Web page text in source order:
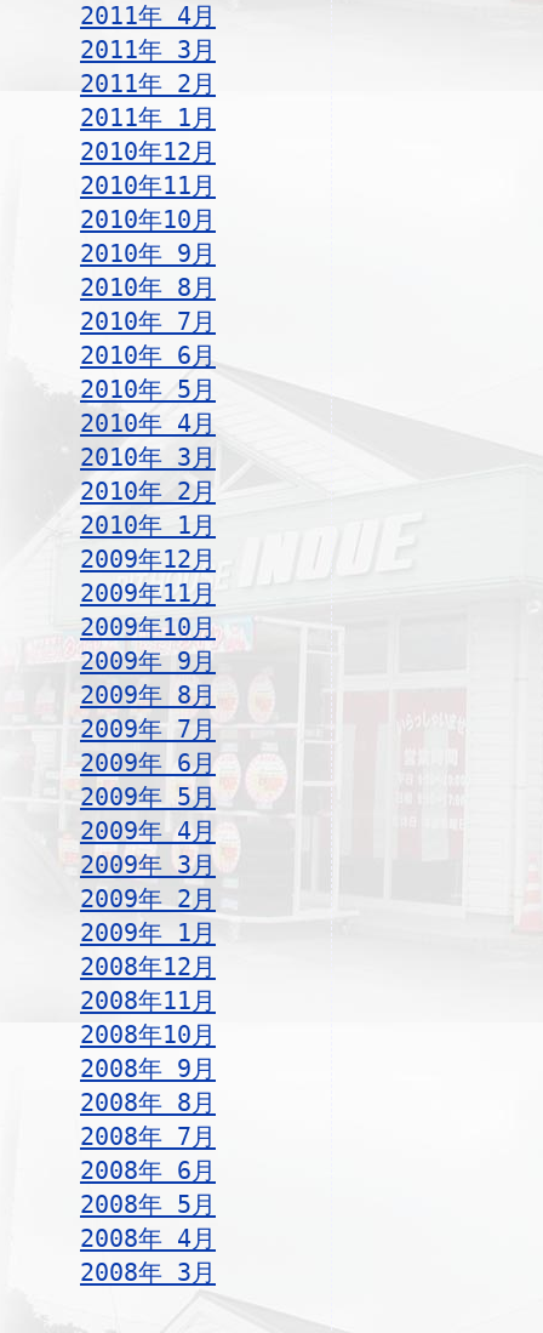
2011年 4月
2011年 3月
2011年 2月
2011年 1月
2010年12月
2010年11月
2010年10月
2010年 9月
2010年 8月
2010年 7月
2010年 6月
2010年 5月
2010年 4月
2010年 3月
2010年 2月
2010年 1月
2009年12月
2009年11月
2009年10月
2009年 9月
2009年 8月
2009年 7月
2009年 6月
2009年 5月
2009年 4月
2009年 3月
2009年 2月
2009年 1月
2008年12月
2008年11月
2008年10月
2008年 9月
2008年 8月
2008年 7月
2008年 6月
2008年 5月
2008年 4月
2008年 3月